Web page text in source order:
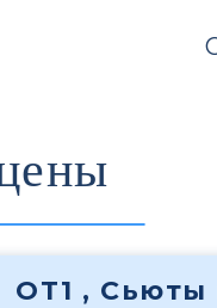
OT1 , Сьюты